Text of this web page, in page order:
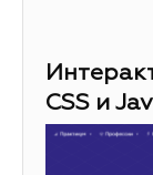
CSS и